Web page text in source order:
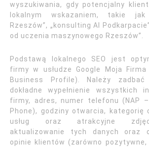
wyszukiwania, gdy potencjalny
lokalnym wskazaniem, takie jak
Rzeszów”, „konsulting AI
od uczenia maszynowego Rzeszów”.
Podstawą lokalnego SEO jest
firmy w usłudze Google Moja Firma
Business Profile). Należy
dokładne wypełnienie wszystkich
firmy, adres, numer telefonu (NAP
Phone), godziny otwarcia, kategorię
usług oraz atrakcyjne
aktualizowanie tych danych oraz
opinie klientów (zarówno